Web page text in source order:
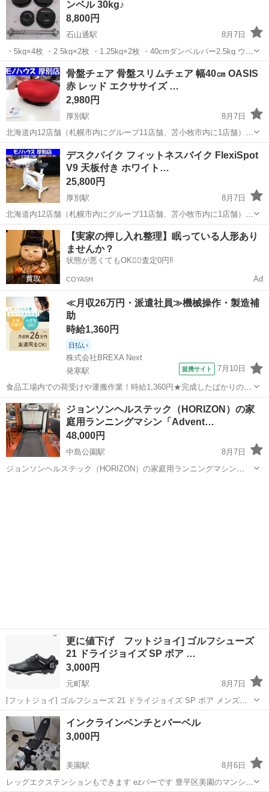
ンベル 30kg♪
8,800円
石山通駅
8月7日
・5kg×4枚 ・2.5kg×2枚 ・1.25kg×2枚 ・40cmダンベルバー2.5kg ウェ
イトプレートだけの重さで27.5kg、 ダンベルバーを含めて30kgです。
金額は税込です。 お支払いは現...
北海道 札幌市 石山通駅 フィットネス、トレーニング
ダンベル
骨盤チェア 骨盤スリムチェア 幅40㎝ OASIS
赤 レッド エクササイズ …
2,980円
厚別駅
8月7日
北海道内12店舗（札幌市内にグループ11店舗、苫小牧市内に1店舗）
Used Goods Market ★ユーズドグッズマーケット★ 総合リサイクルシ
ョップ アウトレットモノハウス厚別店です。 -------...
北海道 札幌市 厚別駅 フィットネス、トレーニング
骨盤
デスクバイク フィットネスバイク FlexiSpot
V9 天板付き ホワイト…
25,800円
厚別駅
8月7日
北海道内12店舗（札幌市内にグループ11店舗、苫小牧市内に1店舗）
Used Goods Market ★ユーズドグッズマーケット★ 総合リサイクルシ
ョップ アウトレットモノハウス厚別店です。 -------...
北海道 札幌市 厚別駅 フィットネス、トレーニング
FlexiSpot
【実家の押し入れ整理】眠っている人形あり
ませんか？
状態が悪くてもOK🙆‍♀️査定0円‼️
COYASH Ad
≪月収26万円・派遣社員≫機械操作・製造補
助
時給1,360円
日払い
株式会社BREXA Next
発寒駅
提携サイト 7月10日
食品工場内での荷受けや運搬作業！時給1,360円★完成したばかりの新
しい工場での勤務◎空調完備で1年中快適作業★日払い制度あり！マイ
カー通勤可！工場敷地内無料駐車場あり！休出ほぼなし！《北海道札
幌市手稲区》 人気の工場のお...
北海道 札幌市 発寒駅 その他
ジョンソンヘルステック（HORIZON）の家
庭用ランニングマシン「Advent…
48,000円
中島公園駅
8月7日
ジョンソンヘルステック（HORIZON）の家庭用ランニングマシン
更に値下げ フットジョイ] ゴルフシューズ
21 ドライジョイズ SP ボア …
3,000円
元町駅
8月7日
[フットジョイ] ゴルフシューズ 21 ドライジョイズ SP ボア メンズ
24.5 3E ブラック 7回ほど使用しました。綺麗です。スパイクのピンも
残ってます。毎回使用後に磨いてましたしシューキーパーも入れてま
した。 お気...
北海道 札幌市 元町駅
フットジョイ
インクラインベンチとバーベル
3,000円
美園駅
8月6日
レッグエクステンションもできます ezバーです 豊平区美園のマンショ